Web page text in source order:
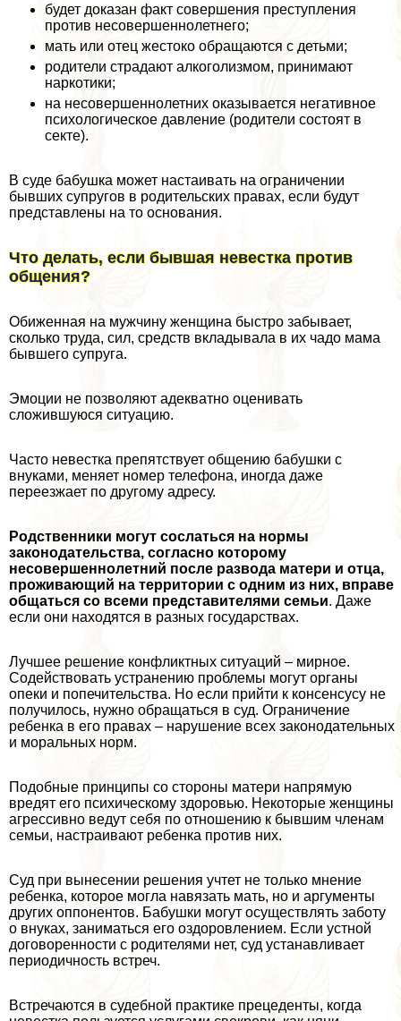
будет доказан факт совершения преступления
против несовершеннолетнего;
мать или отец жестоко обращаются с детьми;
родители страдают алкоголизмом, принимают
наркотики;
на несовершеннолетних оказывается негативное
психологическое давление (родители состоят в
секте).
В суде бабушка может настаивать на ограничении
бывших супругов в родительских правах, если будут
представлены на то основания.
Что делать, если бывшая невестка против
общения?
Обиженная на мужчину женщина быстро забывает,
сколько труда, сил, средств вкладывала в их чадо мама
бывшего супруга.
Эмоции не позволяют адекватно оценивать
сложившуюся ситуацию.
Часто невестка препятствует общению бабушки с
внуками, меняет номер телефона, иногда даже
переезжает по другому адресу.
Родственники могут сослаться на нормы
законодательства, согласно которому
несовершеннолетний после развода матери и отца,
проживающий на территории с одним из них, вправе
общаться со всеми представителями семьи. Даже
если они находятся в разных государствах.
Лучшее решение конфликтных ситуаций – мирное.
Содействовать устранению проблемы могут органы
опеки и попечительства. Но если прийти к консенсусу не
получилось, нужно обращаться в суд. Ограничение
ребенка в его правах – нарушение всех законодательных
и мopaльных норм.
Подобные принципы со стороны матери напрямую
вредят его психическому здоровью. Некоторые женщины
агрессивно ведут себя по отношению к бывшим члeнам
семьи, настраивают ребенка против них.
Суд при вынесении решения учтет не только мнение
ребенка, которое могла навязать мать, но и аргументы
других оппонентов. Бабушки могут осуществлять заботу
о внуках, заниматься его оздоровлением. Если устной
договоренности с родителями нет, суд устанавливает
периодичность встреч.
Встречаются в судебной пpaктике прецеденты, когда